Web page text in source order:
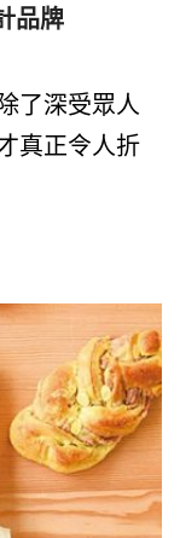
品牌
了深受眾人
真正令人折